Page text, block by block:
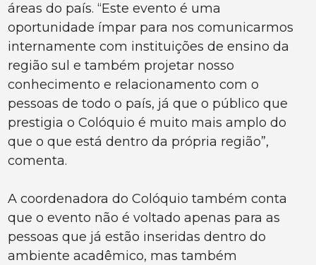
áreas do país. “Este evento é uma
oportunidade ímpar para nos comunicarmos
internamente com instituições de ensino da
região sul e também projetar nosso
conhecimento e relacionamento com o
pessoas de todo o país, já que o público que
prestigia o Colóquio é muito mais amplo do
que o que está dentro da própria região”,
comenta.
A coordenadora do Colóquio também conta
que o evento não é voltado apenas para as
pessoas que já estão inseridas dentro do
ambiente acadêmico, mas também